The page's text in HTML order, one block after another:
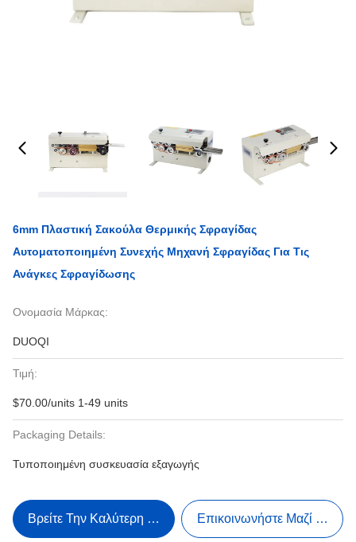
6mm Πλαστική Σακούλα Θερμικής Σφραγίδας
Αυτοματοποιημένη Συνεχής Μηχανή Σφραγίδας Για Τις
Ανάγκες Σφραγίδωσης
Ονομασία Μάρκας:
DUOQI
Τιμή:
$70.00/units 1-49 units
Packaging Details:
Τυποποιημένη συσκευασία εξαγωγής
Βρείτε Την Καλύτερη Τιμή Επικοινωνήστε Μαζί Μας